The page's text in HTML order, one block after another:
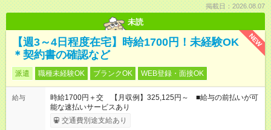
掲載日：2026.08.07
未読
NEW
【週3～4日程度在宅】時給1700円！未経験OK
＊契約書の確認など
派遣 職種未経験OK ブランクOK WEB登録・面接OK
給与
時給1700円＋交 【月収例】325,125円～ ■給与の前払いが可
能な速払いサービスあり
交通費別途支給あり